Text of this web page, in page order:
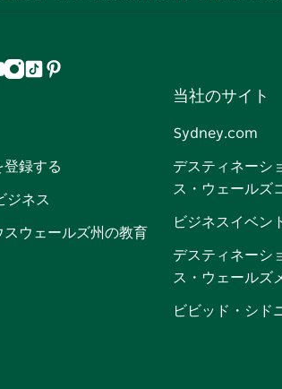
ブ
イ
グ
ラ
テ
ト
ピ
ス
登録する
ジネス
スウェールズ州の教育
当社のサイト
Sydney.com
デスティネーシ
ス・ウェールズ
ビジネスイベン
デスティネーシ
ス・ウェールズ
ビビッド・シド